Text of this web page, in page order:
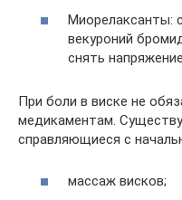
Миорелаксанты:
векуроний
снять напряжение.
При боли в виске не
медикаментам.
справляющиеся с
массаж висков;